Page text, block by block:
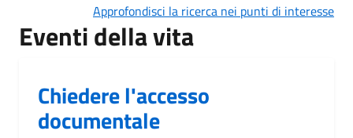
Approfondisci la ricerca nei punti di interesse
Eventi della vita
Chiedere l'accesso
documentale